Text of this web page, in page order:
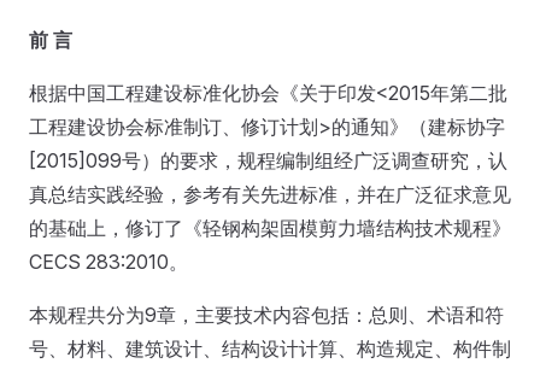
前 言
根据中国工程建设标准化协会《关于印发<2015年第二批
工程建设协会标准制订、修订计划>的通知》（建标协字
[2015]099号）的要求，规程编制组经广泛调查研究，认
真总结实践经验，参考有关先进标准，并在广泛征求意见
的基础上，修订了《轻钢构架固模剪力墙结构技术规程》
CECS 283:2010。
本规程共分为9章，主要技术内容包括：总则、术语和符
号、材料、建筑设计、结构设计计算、构造规定、构件制